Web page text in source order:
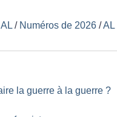
/ Numéros de 2026 /AL
la guerre à la guerre ?